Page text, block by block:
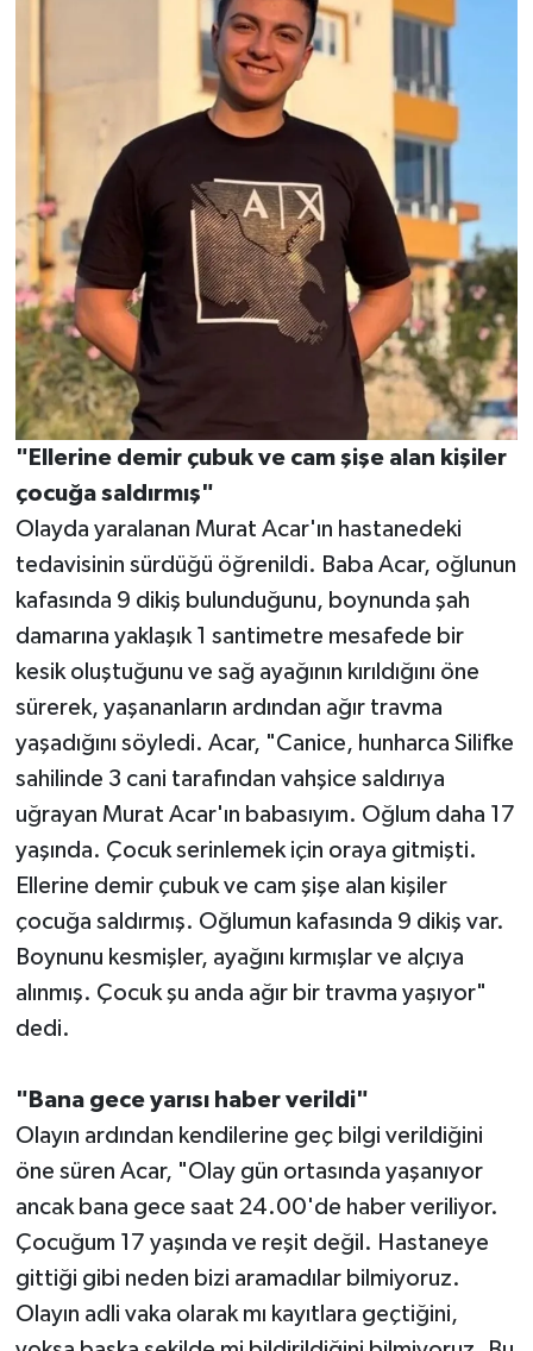
"Ellerine demir çubuk ve cam şişe alan kişiler
çocuğa saldırmış"
Olayda yaralanan Murat Acar'ın hastanedeki
tedavisinin sürdüğü öğrenildi. Baba Acar, oğlunun
kafasında 9 dikiş bulunduğunu, boynunda şah
damarına yaklaşık 1 santimetre mesafede bir
kesik oluştuğunu ve sağ ayağının kırıldığını öne
sürerek, yaşananların ardından ağır travma
yaşadığını söyledi. Acar, "Canice, hunharca Silifke
sahilinde 3 cani tarafından vahşice saldırıya
uğrayan Murat Acar'ın babasıyım. Oğlum daha 17
yaşında. Çocuk serinlemek için oraya gitmişti.
Ellerine demir çubuk ve cam şişe alan kişiler
çocuğa saldırmış. Oğlumun kafasında 9 dikiş var.
Boynunu kesmişler, ayağını kırmışlar ve alçıya
alınmış. Çocuk şu anda ağır bir travma yaşıyor"
dedi.
"Bana gece yarısı haber verildi"
Olayın ardından kendilerine geç bilgi verildiğini
öne süren Acar, "Olay gün ortasında yaşanıyor
ancak bana gece saat 24.00'de haber veriliyor.
Çocuğum 17 yaşında ve reşit değil. Hastaneye
gittiği gibi neden bizi aramadılar bilmiyoruz.
Olayın adli vaka olarak mı kayıtlara geçtiğini,